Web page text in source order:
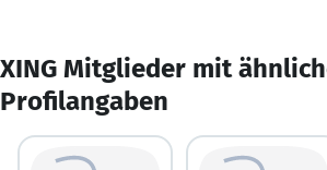
XING Mitglieder mit
Profilangaben